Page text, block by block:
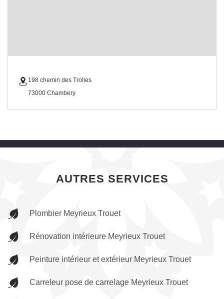
198 chemin des Trolles
73000 Chambery
AUTRES SERVICES
Plombier Meyrieux Trouet
Rénovation intérieure Meyrieux Trouet
Peinture intérieur et extérieur Meyrieux Trouet
Carreleur pose de carrelage Meyrieux Trouet